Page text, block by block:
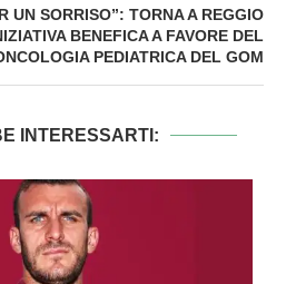
UN SORRISO”: TORNA A REGGIO
BENEFICA A FAVORE DEL
PEDIATRICA DEL GOM
INTERESSARTI: